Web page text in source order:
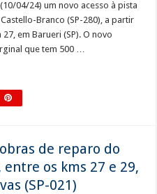
04/24) um novo acesso à pista
Branco (SP-280), a partir
em Barueri (SP). O novo
que tem 500 …
de reparo do
os kms 27 e 29,
(SP-021)